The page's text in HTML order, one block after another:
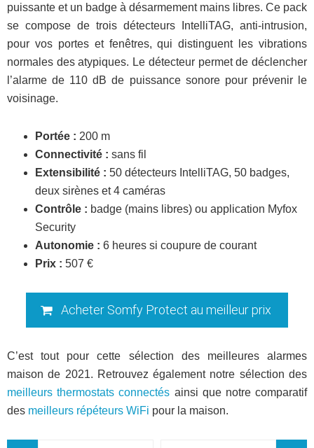
puissante et un badge à désarmement mains libres. Ce pack
se compose de trois détecteurs IntelliTAG, anti-intrusion,
pour vos portes et fenêtres, qui distinguent les vibrations
normales des atypiques. Le détecteur permet de déclencher
l’alarme de 110 dB de puissance sonore pour prévenir le
voisinage.
Portée : 200 m
Connectivité : sans fil
Extensibilité : 50 détecteurs IntelliTAG, 50 badges,
deux sirènes et 4 caméras
Contrôle : badge (mains libres) ou application Myfox
Security
Autonomie : 6 heures si coupure de courant
Prix : 507 €
Acheter Somfy Protect au meilleur prix
C’est tout pour cette sélection des meilleures alarmes
maison de 2021. Retrouvez également notre sélection des
meilleurs thermostats connectés ainsi que notre comparatif
des meilleurs répéteurs WiFi pour la maison.